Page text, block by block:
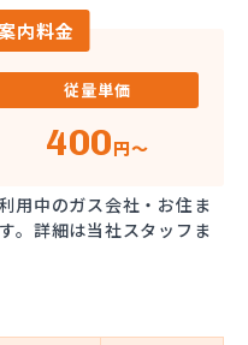
内料金
従量単価
400円～
用中のガス会社・お住ま
。詳細は当社スタッフま